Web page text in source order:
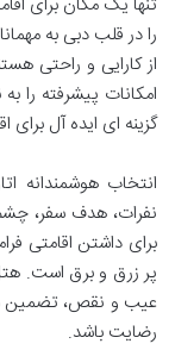
را در قلب دبی به
از کارایی و راحتی
امکانات پیشرفته را
گزینه ای ایده آل
انتخاب هوشمندانه
نفرات، هدف سفر، چشم
برای داشتن اقامتی
پر زرق و برق است.
عیب و نقص، تضمین
رضایت باشد.